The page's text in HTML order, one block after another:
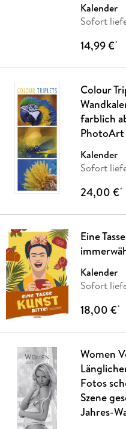
Kalender
Sofort
14,99 €*
Colour
farblich
PhotoArt
Kalender
Sofort
24,00 €*
Eine
Kalender
Sofort
18,00 €*
Women
Fotos
Szene
Jahres-